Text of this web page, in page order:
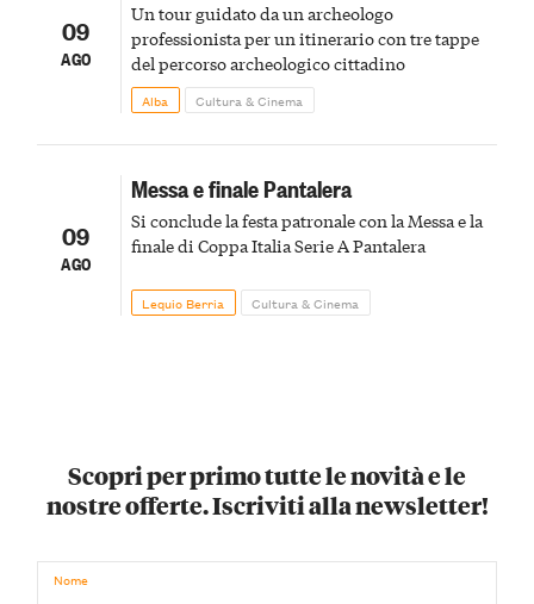
09
AGO
Un tour guidato da un archeologo
professionista per un itinerario con tre tappe
del percorso archeologico cittadino
Alba Cultura & Cinema
09
AGO
Messa e finale Pantalera
Si conclude la festa patronale con la Messa e la
finale di Coppa Italia Serie A Pantalera
Lequio Berria Cultura & Cinema
Scopri per primo tutte le novità e le
nostre offerte. Iscriviti alla newsletter!
Nome